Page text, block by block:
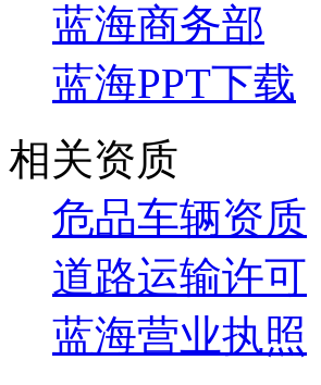
蓝海商务部
蓝海PPT下载
相关资质
危品车辆资质
道路运输许可
蓝海营业执照